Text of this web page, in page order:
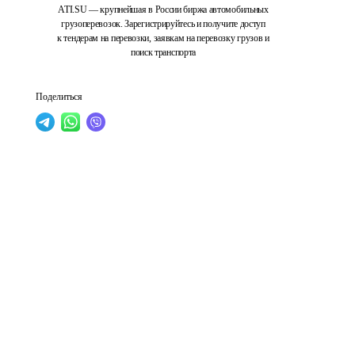
ATI.SU — крупнейшая в России биржа автомобильных
грузоперевозок. Зарегистрируйтесь и получите доступ
к тендерам на перевозки, заявкам на перевозку грузов и
поиск транспорта
Поделиться